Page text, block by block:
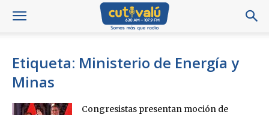
Etiqueta: Ministerio de Energía y
Minas
Congresistas presentan moción de